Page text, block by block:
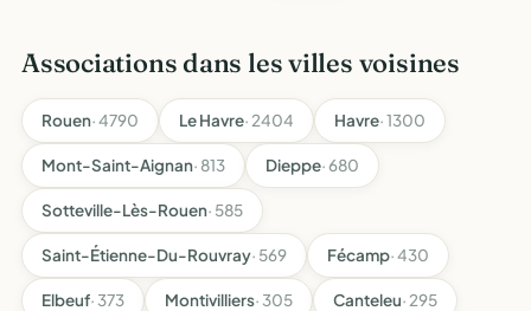
Associations dans les villes voisines
Rouen· 4790 Le Havre· 2404 Havre· 1300
Mont-Saint-Aignan· 813 Dieppe· 680
Sotteville-Lès-Rouen· 585
Saint-Étienne-Du-Rouvray· 569 Fécamp· 430
Elbeuf· 373 Montivilliers· 305 Canteleu· 295